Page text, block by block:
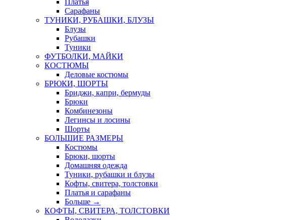
Платья
Сарафаны
ТУНИКИ, РУБАШКИ, БЛУЗЫ
Блузы
Рубашки
Туники
ФУТБОЛКИ, МАЙКИ
КОСТЮМЫ
Деловые костюмы
БРЮКИ, ШОРТЫ
Бриджи, капри, бермуды
Брюки
Комбинезоны
Легинсы и лосины
Шорты
БОЛЬШИЕ РАЗМЕРЫ
Костюмы
Брюки, шорты
Домашняя одежда
Туники, рубашки и блузы
Кофты, свитера, толстовки
Платья и сарафаны
Больше →
КОФТЫ, СВИТЕРА, ТОЛСТОВКИ